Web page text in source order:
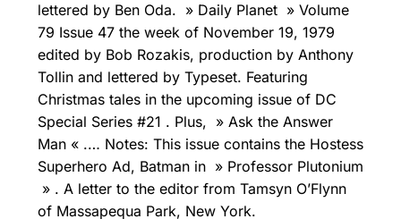
lettered by Ben Oda. » Daily Planet » Volume
79 Issue 47 the week of November 19, 1979
edited by Bob Rozakis, production by Anthony
Tollin and lettered by Typeset. Featuring
Christmas tales in the upcoming issue of DC
Special Series #21 . Plus, » Ask the Answer
Man « .… Notes: This issue contains the Hostess
Superhero Ad, Batman in » Professor Plutonium
» . A letter to the editor from Tamsyn O’Flynn
of Massapequa Park, New York.